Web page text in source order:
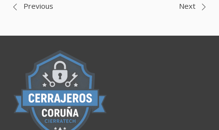
Navegación
de
entradas
Previous Next